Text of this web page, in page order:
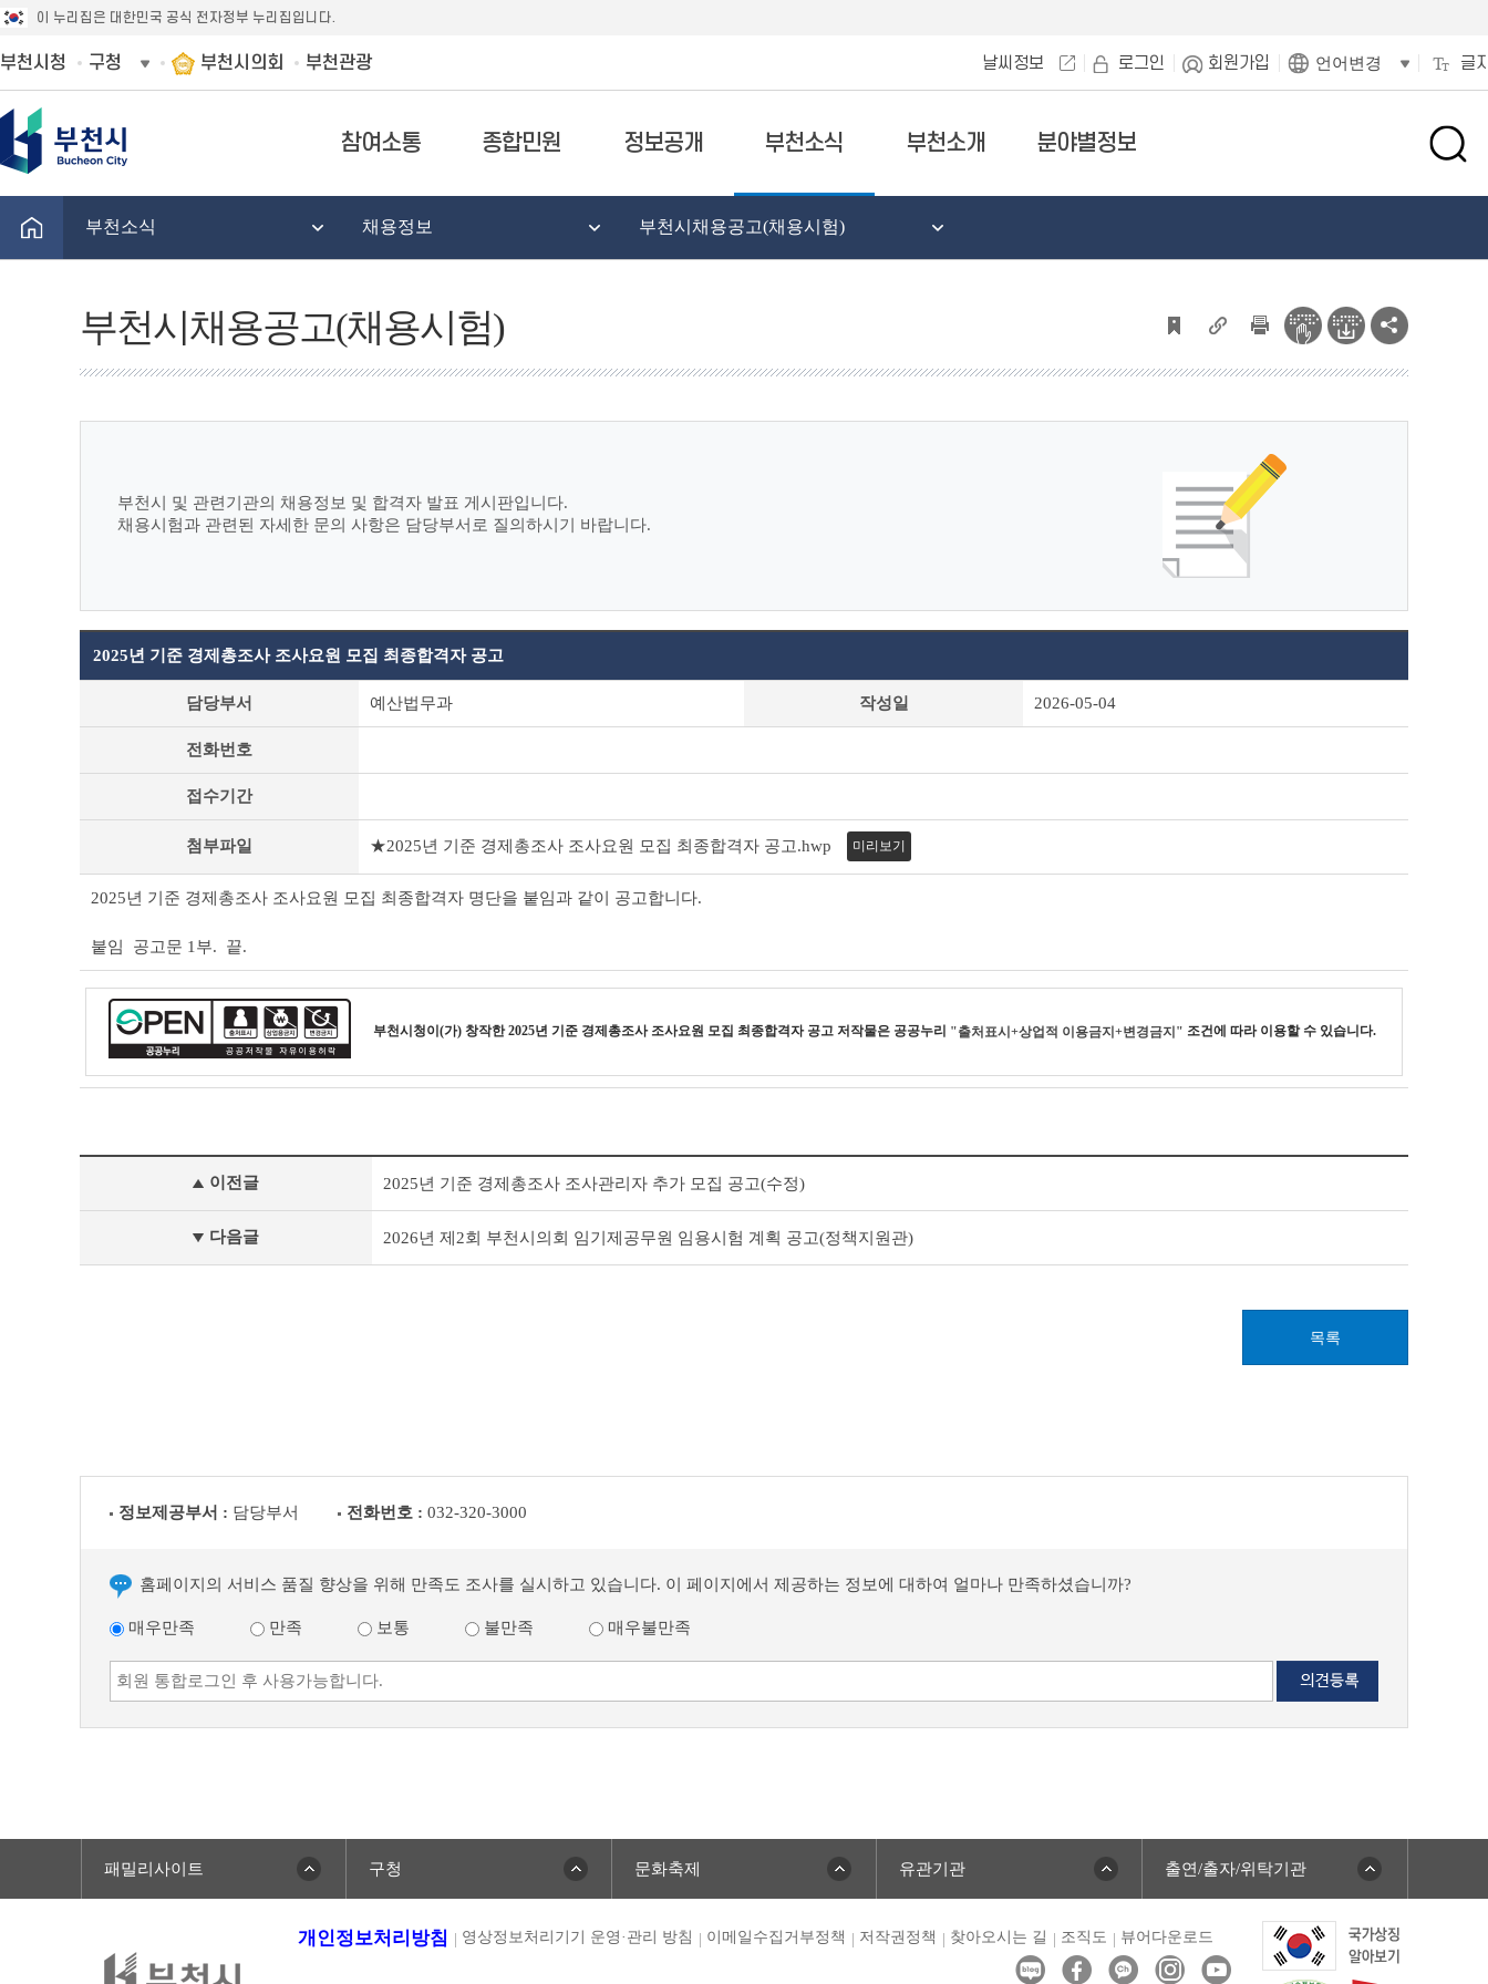
이 누리집은 대한민국 공식 전자정부 누리집입니다.
부천시청 구청 부천시의회 부천관광 날씨정보 로그인 회원가입 언어변경 글
참여소통 종합민원 정보공개 부천소식 부천소개 분야별정보
검
창
부천소식 채용정보 부천시채용공고(채용시험)
부천시채용공고(채용시험)
부천시 및 관련기관의 채용정보 및 합격자 발표 게시판입니다.
채용시험과 관련된 자세한 문의 사항은 담당부서로 질의하시기 바랍니다.
용
고
험)
세
회
2025년 기준 경제총조사 조사요원 모집 최종합격자 공고
담당부서 예산법무과 작성일 2026-05-04
전화번호
접수기간
첨부파일 ★2025년 기준 경제총조사 조사요원 모집 최종합격자 공고.hwp 미리보기
2025년 기준 경제총조사 조사요원 모집 최종합격자 명단을 붙임과 같이 공고합니다.
붙임 공고문 1부. 끝.
부천시청이(가) 창작한2025년 기준 경제총조사 조사요원 모집 최종합격자 공고저작물은 공공누리 "출처표시+상업적 이용금지+변경금지" 조건에 따라 이용할 수 있습니다.
시
공
음
이전글 2025년 기준 경제총조사 조사관리자 추가 모집 공고(수정)
다음글 2026년 제2회 부천시의회 임기제공무원 임용시험 계획 공고(정책지원관)
목록
정보제공부서 : 담당부서 전화번호 : 032-320-3000
홈페이지의 서비스 품질 향상을 위해 만족도 조사를 실시하고 있습니다. 이 페이지에서 제공하는 정보에 대하여 얼마나 만족하셨습니까?
매우만족 만족 보통 불만족 매우불만족
패밀리사이트 구청 문화축제 유관기관 출연/출자/위탁기관
개인정보처리방침 영상정보처리기기 운영·관리 방침 이메일수집거부정책 저작권정책 찾아오시는 길 조직도 뷰어다운로드